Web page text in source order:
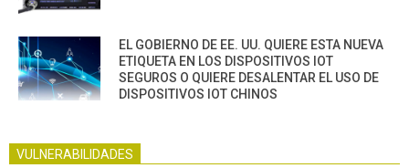
EL GOBIERNO DE EE. UU. QUIERE ESTA NUEVA
ETIQUETA EN LOS DISPOSITIVOS IOT
SEGUROS O QUIERE DESALENTAR EL USO DE
DISPOSITIVOS IOT CHINOS
VULNERABILIDADES